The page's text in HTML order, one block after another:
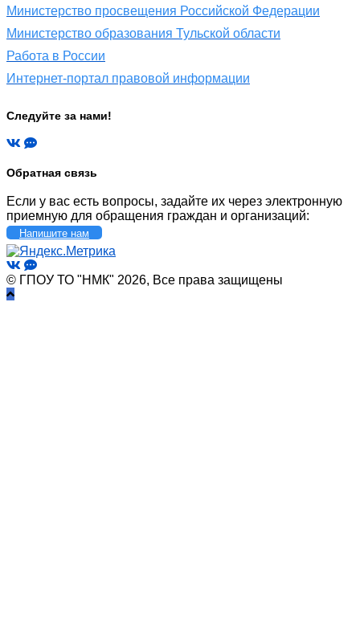
Министерство просвещения Российской Федерации
Министерство образования Тульской области
Работа в России
Интернет-портал правовой информации
Следуйте за нами!
Обратная связь
Если у вас есть вопросы, задайте их через электронную
приемную для обращения граждан и организаций:
Напишите нам
© ГПОУ ТО "НМК" 2026, Все права защищены